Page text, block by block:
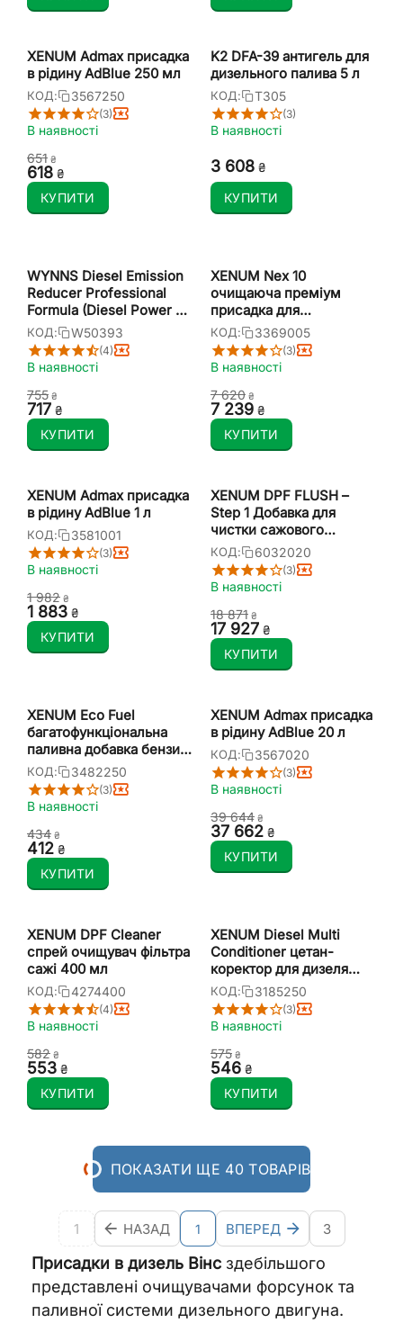
Присадки в дизель Вінс здебільшого
представлені очищувачами форсунок та
паливної системи дизельного двигуна.
XENUM Admax присадка
в рідину AdBlue 250 мл
КОД: 3567250
(3)
В наявності
‍618‍ ₴
‍651‍ ₴
КУПИТИ
K2 DFA-39 антигель для
дизельного палива 5 л
КОД: T305
(3)
В наявності
3 608 ₴
КУПИТИ
WYNNS Diesel Emission
Reducer Professional
Formula (Diesel Power 3)
Супер очищувач
паливної системи
дизеля 500 мл
КОД: W50393
(4)
В наявності
‍717‍ ₴
‍755‍ ₴
КУПИТИ
XENUM Nex 10
очищаюча преміум
присадка для
дизельного палива 5 л
КОД: 3369005
(3)
В наявності
7 239 ₴
7 620 ₴
КУПИТИ
XENUM Admax присадка
в рідину AdBlue 1 л
КОД: 3581001
(3)
В наявності
1 883 ₴
1 982 ₴
КУПИТИ
XENUM DPF FLUSH –
Step 1 Добавка для
чистки сажового
фільтра 20 л
КОД: 6032020
(3)
В наявності
17 927 ₴
18 871 ₴
КУПИТИ
XENUM Eco Fuel
багатофункціональна
паливна добавка бензин/
дизель 250 мл
КОД: 3482250
(3)
В наявності
‍412‍ ₴
‍434‍ ₴
КУПИТИ
XENUM Admax присадка
в рідину AdBlue 20 л
КОД: 3567020
(3)
В наявності
37 662 ₴
39 644 ₴
КУПИТИ
XENUM DPF Cleaner
спрей очищувач фільтра
сажі 400 мл
КОД: 4274400
(4)
В наявності
‍553‍ ₴
‍582‍ ₴
КУПИТИ
XENUM Diesel Multi
Conditioner цетан-
коректор для дизеля
1:1000 250 мл
КОД: 3185250
(3)
В наявності
‍546‍ ₴
‍575‍ ₴
КУПИТИ
ПОКАЗАТИ ЩЕ 40 ТОВАРІВ
1 НАЗАД 1 ВПЕРЕД 3